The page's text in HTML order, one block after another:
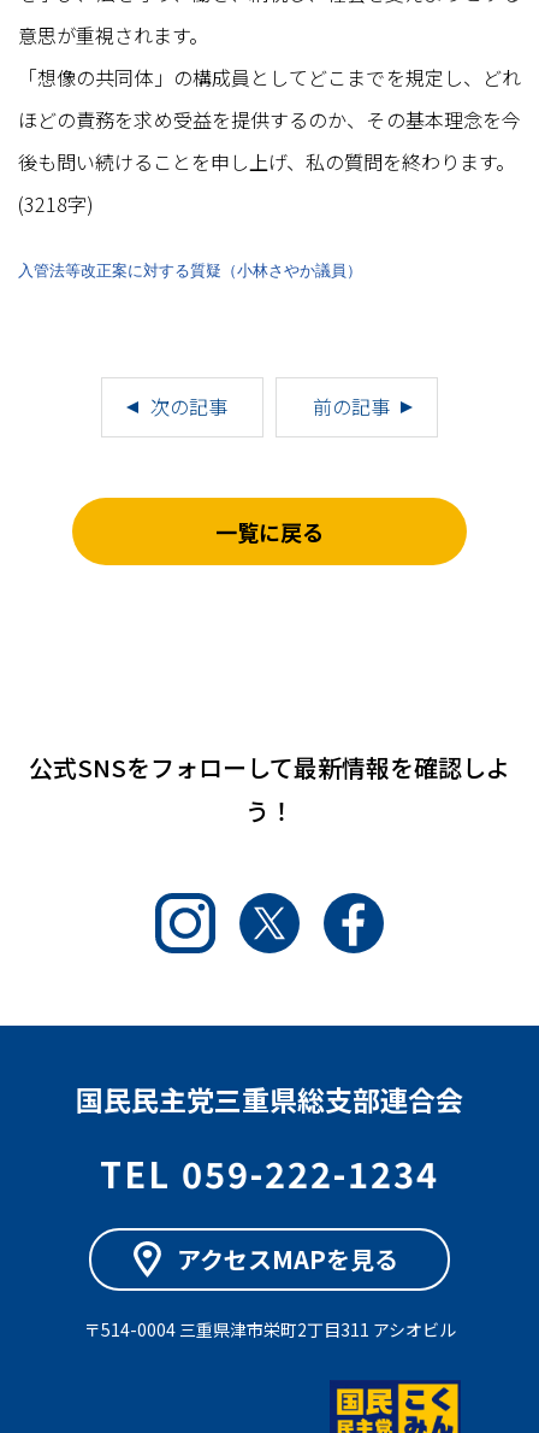
意思が重視されます。
「想像の共同体」の構成員としてどこまでを規定し、どれ
ほどの責務を求め受益を提供するのか、その基本理念を今
後も問い続けることを申し上げ、私の質問を終わります。
(3218字)
入管法等改正案に対する質疑（小林さやか議員）
次の記事 前の記事
一覧に戻る
公式SNSをフォローして最新情報を確認しよ
う！
Instagram Twitter
国民民主党三重県総支部連合会
TEL 059-222-1234
アクセスMAPを見る
〒514-0004 三重県津市栄町2丁目311 アシオビル